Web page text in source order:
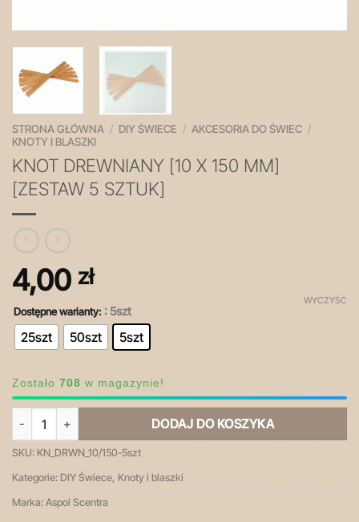
STRONA GŁÓWNA / DIY ŚWIECE / AKCESORIA DO ŚWIEC /
KNOTY I BLASZKI
KNOT DREWNIANY [10 X 150 MM]
[ZESTAW 5 SZTUK]
4,00 zł
Dostępne warianty: : 5szt
25szt 50szt 5szt
WYCZYŚĆ
Zostało 708 w magazynie!
ilość Knot Drewniany [10 x 150 mm] [zestaw 5 sztuk]
DODAJ DO KOSZYKA
SKU: KN_DRWN_10/150-5szt
Kategorie: DIY Świece, Knoty i blaszki
Marka: Aspol Scentra